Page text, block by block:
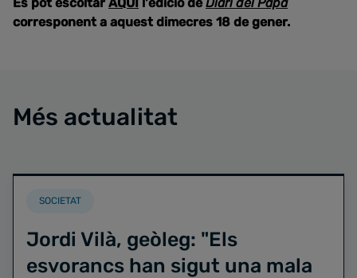
corresponent a aquest dimecres 18 de gener.
Més actualitat
SOCIETAT
Jordi Vilà, geòleg: "Els
esvorancs han sigut una mala